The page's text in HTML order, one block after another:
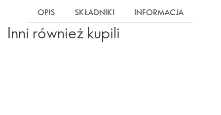
OPIS SKŁADNIKI INFORMACJA
Inni również kupili